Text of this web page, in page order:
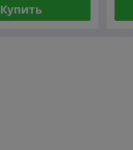
Купить